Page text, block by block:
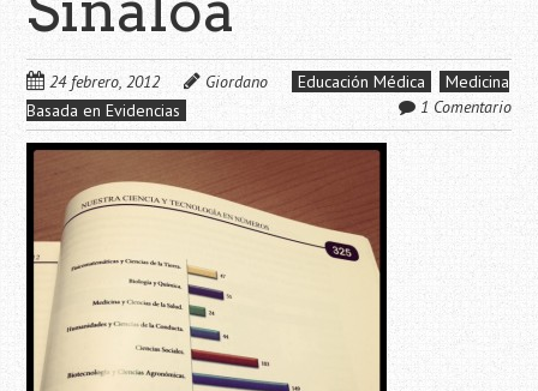
24 febrero, 2012 Giordano Educación Médica
Medicina
Basada en Evidencias
1 Comentario